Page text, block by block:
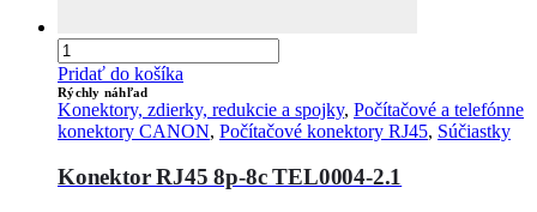
Pridať do košíka
Rýchly náhľad
Konektory, zdierky, redukcie a spojky, Počítačové a telefónne
konektory CANON, Počítačové konektory RJ45, Súčiastky
Konektor RJ45 8p-8c TEL0004-2.1